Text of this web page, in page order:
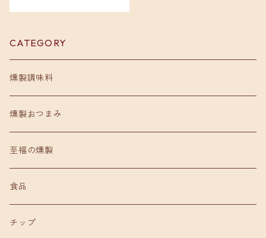
CATEGORY
燻製調味料
燻製おつまみ
至福の燻製
食品
チップ